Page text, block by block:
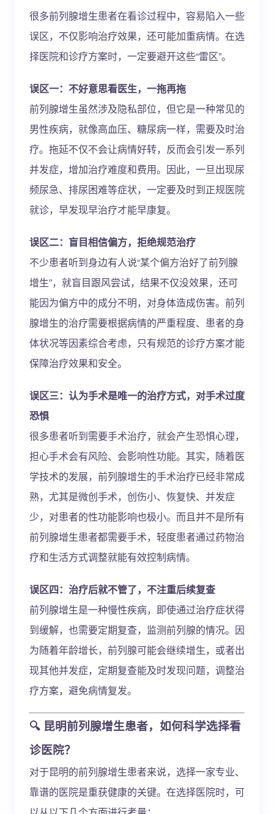
很多前列腺增生患者在看诊过程中，容易陷入一些
误区，不仅影响治疗效果，还可能加重病情。在选
择医院和诊疗方案时，一定要避开这些“雷区”。
误区一：不好意思看医生，一拖再拖
前列腺增生虽然涉及隐私部位，但它是一种常见的
男性疾病，就像高血压、糖尿病一样，需要及时治
疗。拖延不仅不会让病情好转，反而会引发一系列
并发症，增加治疗难度和费用。因此，一旦出现尿
频尿急、排尿困难等症状，一定要及时到正规医院
就诊，早发现早治疗才能早康复。
误区二：盲目相信偏方，拒绝规范治疗
不少患者听到身边有人说“某个偏方治好了前列腺
增生”，就盲目跟风尝试，结果不仅没效果，还可
能因为偏方中的成分不明，对身体造成伤害。前列
腺增生的治疗需要根据病情的严重程度、患者的身
体状况等因素综合考虑，只有规范的诊疗方案才能
保障治疗效果和安全。
误区三：认为手术是唯一的治疗方式，对手术过度
恐惧
很多患者听到需要手术治疗，就会产生恐惧心理，
担心手术会有风险、会影响性功能。其实，随着医
学技术的发展，前列腺增生的手术治疗已经非常成
熟，尤其是微创手术，创伤小、恢复快、并发症
少，对患者的性功能影响也极小。而且并不是所有
前列腺增生患者都需要手术，轻度患者通过药物治
疗和生活方式调整就能有效控制病情。
误区四：治疗后就不管了，不注重后续复查
前列腺增生是一种慢性疾病，即使通过治疗症状得
到缓解，也需要定期复查，监测前列腺的情况。因
为随着年龄增长，前列腺可能会继续增生，或者出
现其他并发症，定期复查能及时发现问题，调整治
疗方案，避免病情复发。
🔍 昆明前列腺增生患者，如何科学选择看
诊医院？
对于昆明的前列腺增生患者来说，选择一家专业、
靠谱的医院是重获健康的关键。在选择医院时，可